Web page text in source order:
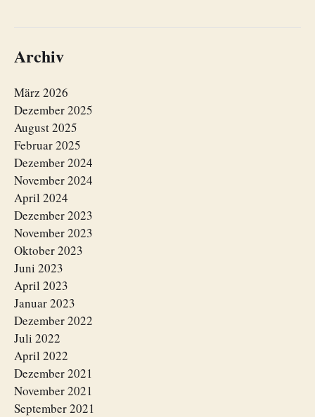
Archiv
März 2026
Dezember 2025
August 2025
Februar 2025
Dezember 2024
November 2024
April 2024
Dezember 2023
November 2023
Oktober 2023
Juni 2023
April 2023
Januar 2023
Dezember 2022
Juli 2022
April 2022
Dezember 2021
November 2021
September 2021